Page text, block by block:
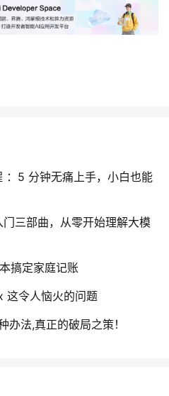
5 分钟无痛上手，小白也能
门三部曲，从零开始理解大模
搞定家庭记账
这令人恼火的问题
法,真正的破局之策！